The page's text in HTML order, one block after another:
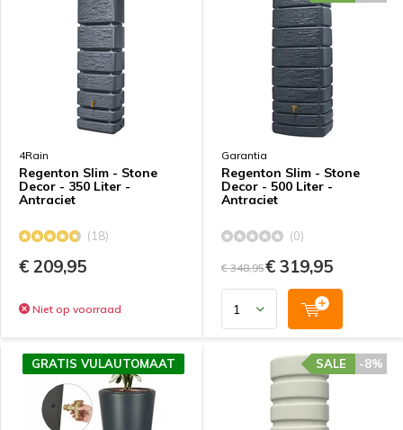
4Rain
Regenton Slim - Stone
Decor - 350 Liter -
Antraciet
(18)
€ 209,95
Niet op voorraad
Garantia
Regenton Slim - Stone
Decor - 500 Liter -
Antraciet
(0)
€ 348,95€ 319,95
GRATIS VULAUTOMAAT -8%
SALE